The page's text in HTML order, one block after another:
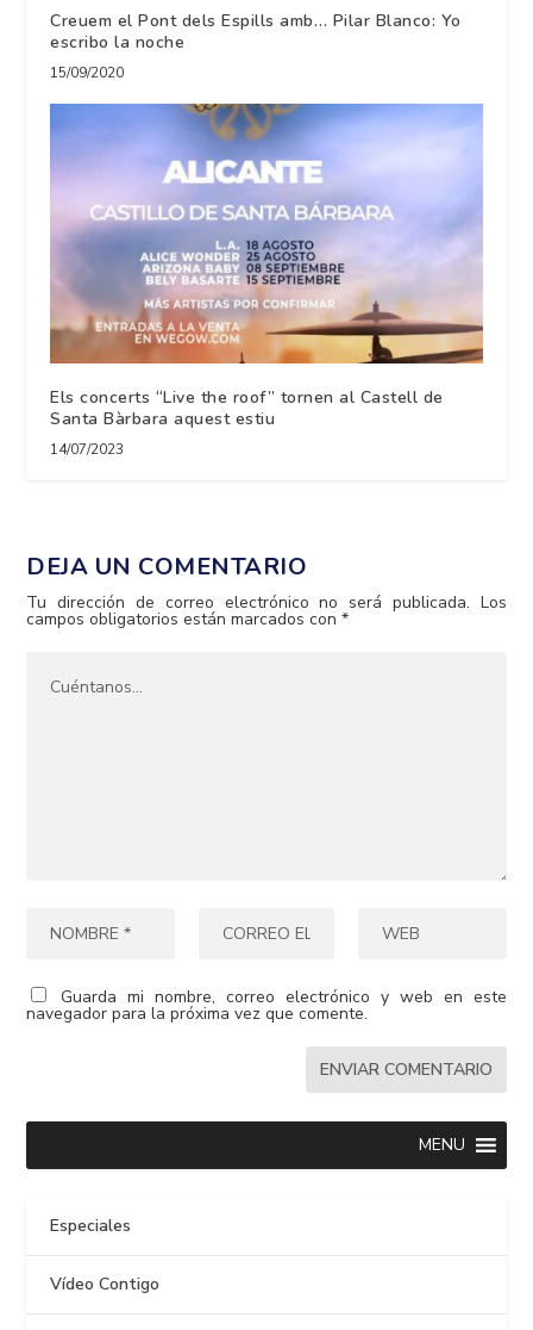
Creuem el Pont dels Espills amb… Pilar Blanco: Yo
escribo la noche
15/09/2020
Els concerts “Live the roof” tornen al Castell de
Santa Bàrbara aquest estiu
14/07/2023
DEJA UN COMENTARIO
Tu dirección de correo electrónico no será publicada. Los
campos obligatorios están marcados con*
Guarda mi nombre, correo electrónico y web en este
navegador para la próxima vez que comente.
MENU
Especiales
Vídeo Contigo